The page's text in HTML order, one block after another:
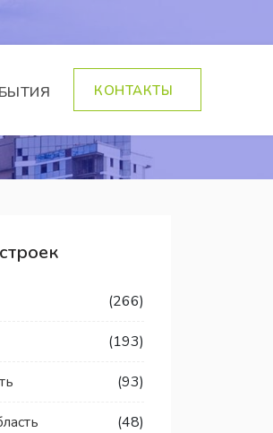
КОНТАКТЫ
(266)
(193)
(93)
(48)